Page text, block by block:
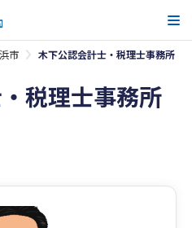
市 木下公認会計士・税理士事務所
税理士事務所